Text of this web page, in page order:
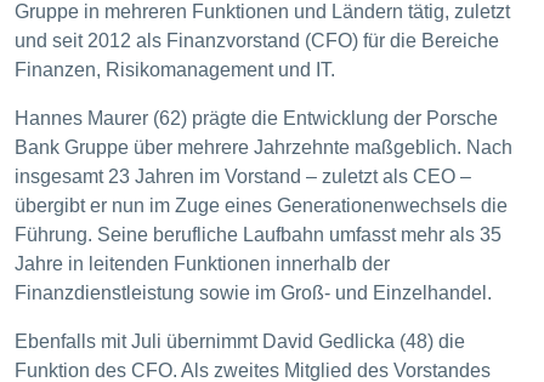
Gruppe in mehreren Funktionen und Ländern tätig, zuletzt
und seit 2012 als Finanzvorstand (CFO) für die Bereiche
Finanzen, Risikomanagement und IT.
Hannes Maurer (62) prägte die Entwicklung der Porsche
Bank Gruppe über mehrere Jahrzehnte maßgeblich. Nach
insgesamt 23 Jahren im Vorstand – zuletzt als CEO –
übergibt er nun im Zuge eines Generationenwechsels die
Führung. Seine berufliche Laufbahn umfasst mehr als 35
Jahre in leitenden Funktionen innerhalb der
Finanzdienstleistung sowie im Groß- und Einzelhandel.
Ebenfalls mit Juli übernimmt David Gedlicka (48) die
Funktion des CFO. Als zweites Mitglied des Vorstandes